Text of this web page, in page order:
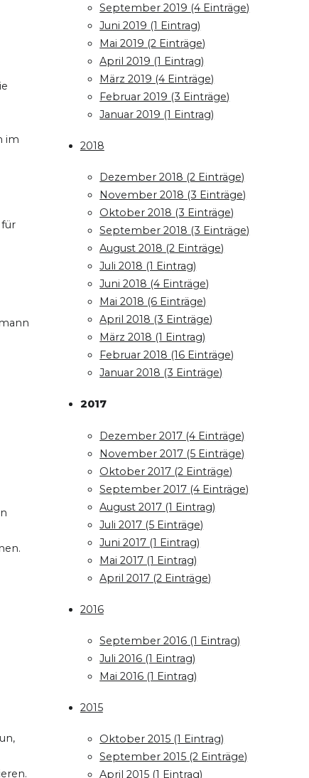
im
September 2019 (4 Einträge)
Juni 2019 (1 Eintrag)
Mai 2019 (2 Einträge)
April 2019 (1 Eintrag)
März 2019 (4 Einträge)
Februar 2019 (3 Einträge)
Januar 2019 (1 Eintrag)
2018
Dezember 2018 (2 Einträge)
November 2018 (3 Einträge)
Oktober 2018 (3 Einträge)
September 2018 (3 Einträge)
August 2018 (2 Einträge)
Juli 2018 (1 Eintrag)
Juni 2018 (4 Einträge)
Mai 2018 (6 Einträge)
April 2018 (3 Einträge)
März 2018 (1 Eintrag)
Februar 2018 (16 Einträge)
Januar 2018 (3 Einträge)
2017
Dezember 2017 (4 Einträge)
November 2017 (5 Einträge)
Oktober 2017 (2 Einträge)
September 2017 (4 Einträge)
August 2017 (1 Eintrag)
Juli 2017 (5 Einträge)
Juni 2017 (1 Eintrag)
Mai 2017 (1 Eintrag)
April 2017 (2 Einträge)
2016
September 2016 (1 Eintrag)
Juli 2016 (1 Eintrag)
Mai 2016 (1 Eintrag)
2015
Oktober 2015 (1 Eintrag)
September 2015 (2 Einträge)
April 2015 (1 Eintrag)